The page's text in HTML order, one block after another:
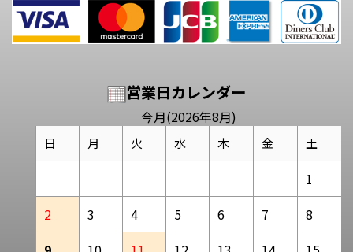
営業日カレンダー
今月(2026年8月)
日 月 火 水 木 金 土
1
2
3 4 5 6 7
8